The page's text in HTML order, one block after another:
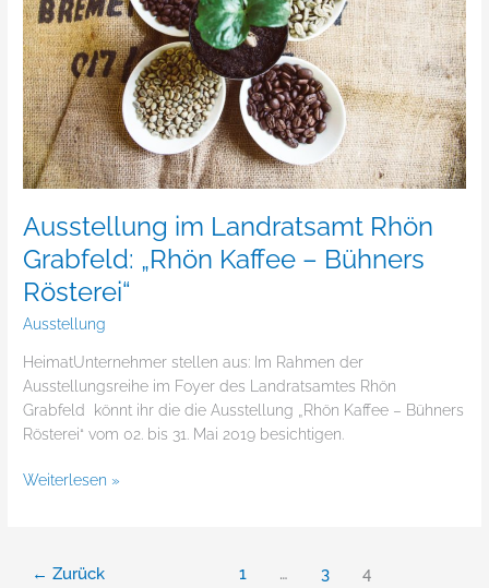
Ausstellung im Landratsamt Rhön
Grabfeld: „Rhön Kaffee – Bühners
Rösterei“
Ausstellung
HeimatUnternehmer stellen aus: Im Rahmen der
Ausstellungsreihe im Foyer des Landratsamtes Rhön
Grabfeld könnt ihr die die Ausstellung „Rhön Kaffee – Bühners
Rösterei“ vom 02. bis 31. Mai 2019 besichtigen.
„Rhön
Kaffee
–
Bühners
Rösterei“
Weiterlesen »
← Zurück 1 … 3 4